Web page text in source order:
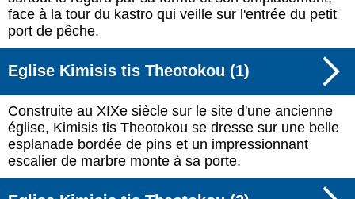
face à la tour du kastro qui veille sur l'entrée du petit
port de pêche.
Eglise Kimisis tis Theotokou (1)
Construite au XIXe siècle sur le site d'une ancienne
église, Kimisis tis Theotokou se dresse sur une belle
esplanade bordée de pins et un impressionnant
escalier de marbre monte à sa porte.